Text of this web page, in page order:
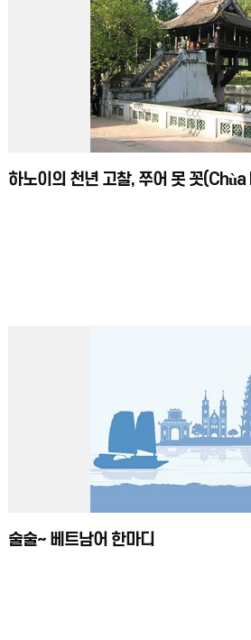
하노이의 천년 고찰, 쭈어 못 꼿
술술~ 베트남어 한마디